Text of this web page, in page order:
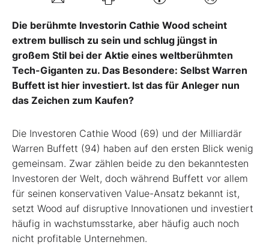
Die berühmte Investorin Cathie Wood scheint
extrem bullisch zu sein und schlug jüngst in
großem Stil bei der Aktie eines weltberühmten
Tech-Giganten zu. Das Besondere: Selbst Warren
Buffett ist hier investiert. Ist das für Anleger nun
das Zeichen zum Kaufen?
Die Investoren Cathie Wood (69) und der Milliardär
Warren Buffett (94) haben auf den ersten Blick wenig
gemeinsam. Zwar zählen beide zu den bekanntesten
Investoren der Welt, doch während Buffett vor allem
für seinen konservativen Value-Ansatz bekannt ist,
setzt Wood auf disruptive Innovationen und investiert
häufig in wachstumsstarke, aber häufig auch noch
nicht profitable Unternehmen.